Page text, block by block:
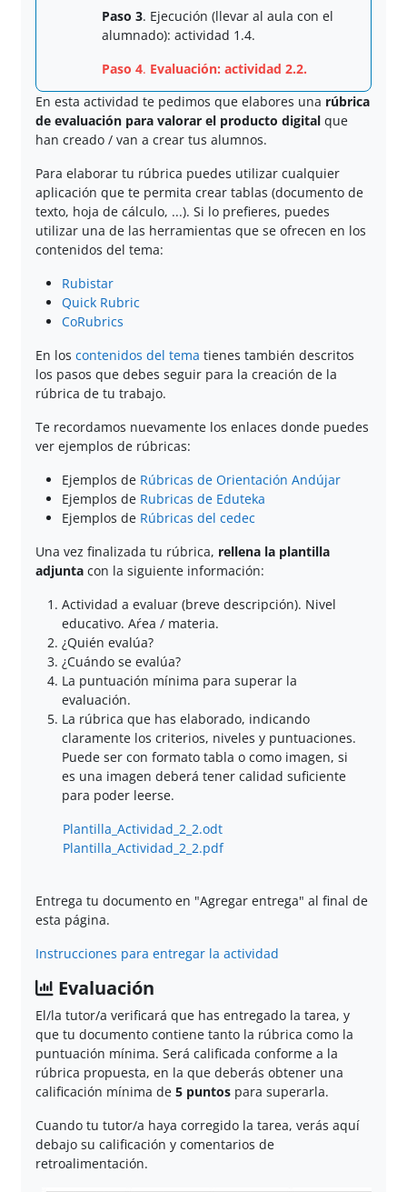
Paso 3. Ejecución (llevar al aula con el
alumnado): actividad 1.4.
Paso 4. Evaluación: actividad 2.2.
En esta actividad te pedimos que elabores una rúbrica
de evaluación para valorar el producto digital que
han creado / van a crear tus alumnos.
Para elaborar tu rúbrica puedes utilizar cualquier
aplicación que te permita crear tablas (documento de
texto, hoja de cálculo, ...). Si lo prefieres, puedes
utilizar una de las herramientas que se ofrecen en los
contenidos del tema:
Rubistar
Quick Rubric
CoRubrics
En los contenidos del tema tienes también descritos
los pasos que debes seguir para la creación de la
rúbrica de tu trabajo.
Te recordamos nuevamente los enlaces donde puedes
ver ejemplos de rúbricas:
Ejemplos de Rúbricas de Orientación Andújar
Ejemplos de Rubricas de Eduteka
Ejemplos de Rúbricas del cedec
Una vez finalizada tu rúbrica, rellena la plantilla
adjunta con la siguiente información:
Actividad a evaluar (breve descripción). Nivel
educativo. Aŕea / materia.
¿Quién evalúa?
¿Cuándo se evalúa?
La puntuación mínima para superar la
evaluación.
La rúbrica que has elaborado, indicando
claramente los criterios, niveles y puntuaciones.
Puede ser con formato tabla o como imagen, si
es una imagen deberá tener calidad suficiente
para poder leerse.
Plantilla_Actividad_2_2.odt
Plantilla_Actividad_2_2.pdf
Entrega tu documento en "Agregar entrega" al final de
esta página.
Instrucciones para entregar la actividad
Evaluación
El/la tutor/a verificará que has entregado la tarea, y
que tu documento contiene tanto la rúbrica como la
puntuación mínima. Será calificada conforme a la
rúbrica propuesta, en la que deberás obtener una
calificación mínima de 5 puntos para superarla.
Cuando tu tutor/a haya corregido la tarea, verás aquí
debajo su calificación y comentarios de
retroalimentación.